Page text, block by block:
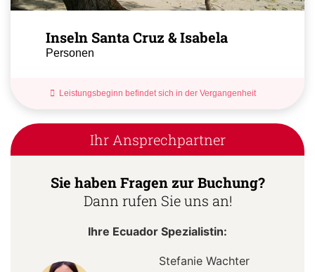
Inseln Santa Cruz & Isabela
Personen
Leistungsbeginn befindet sich in der Vergangenheit
Ihr Ansprechpartner
Sie haben Fragen zur Buchung?
Dann rufen Sie uns an!
Ihre Ecuador Spezialistin:
Stefanie Wachter